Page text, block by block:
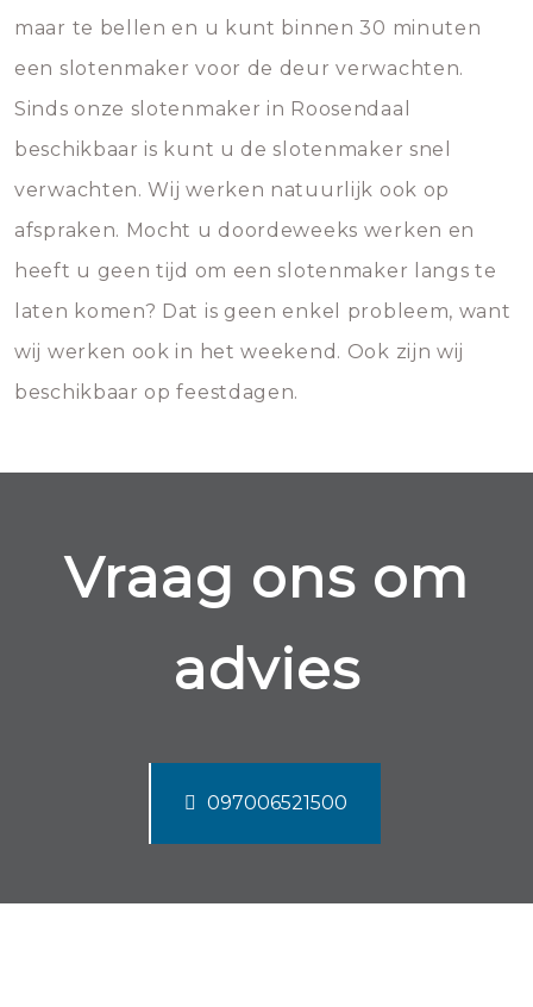
maar te bellen en u kunt binnen 30 minuten
een slotenmaker voor de deur verwachten.
Sinds onze slotenmaker in Roosendaal
beschikbaar is kunt u de slotenmaker snel
verwachten. Wij werken natuurlijk ook op
afspraken. Mocht u doordeweeks werken en
heeft u geen tijd om een slotenmaker langs te
laten komen? Dat is geen enkel probleem, want
wij werken ook in het weekend. Ook zijn wij
beschikbaar op feestdagen.
Vraag ons om
advies
097006521500